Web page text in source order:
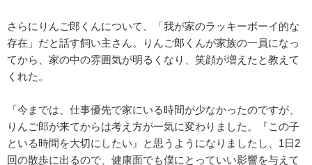
さらにりんご郎くんについて、「我が家のラッキーボーイ的な
存在」だと話す飼い主さん。りんご郎くんが家族の一員になっ
てから、家の中の雰囲気が明るくなり、笑顔が増えたと教えて
くれた。
「今までは、仕事優先で家にいる時間が少なかったのですが、
りんご郎が来てからは考え方が一気に変わりました。『この子
といる時間を大切にしたい』と思うようになりましたし、1日2
回の散歩に出るので、健康面でも僕にとっていい影響を与えて